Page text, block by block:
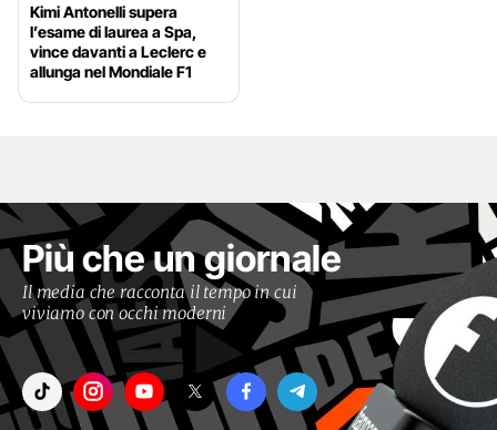
Kimi Antonelli supera
l’esame di laurea a Spa,
vince davanti a Leclerc e
allunga nel Mondiale F1
Più che un giornale
Il media che racconta il tempo in cui
viviamo con occhi moderni